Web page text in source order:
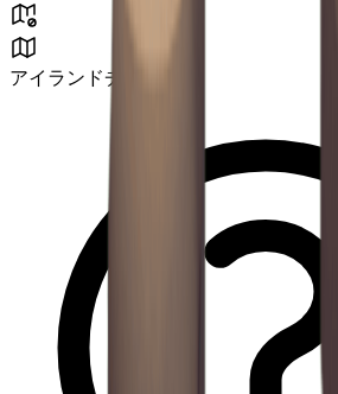
アイランドチャレンジ